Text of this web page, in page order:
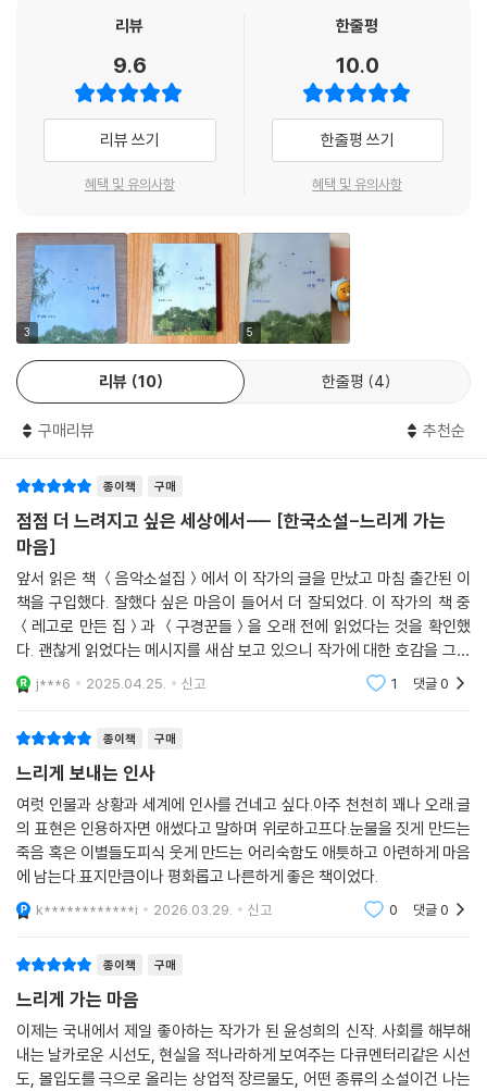
다. 아침에 일어나 창밖을 봤는데 맞은편 옥상에서 빨래가 흔들리는 게 보
였다. 그 빨래는 전날에도 있었고 전전날에도 있었다. 사흘이나 걷어가지
않은 빨래라니. 갑자기 슬퍼졌다. 온몸이 바닥으로 가라앉는 것 같았다. 조
금만 움직이면 눈물이 쏟아져 멈출 수 없을 것 같았다. 나는 학교에 가고 싶
지 않다고 용기를 내 엄마한테 말했다. 하지만 왜 그런지는 말할 수 없다고.
나조차도 설명할 수 없다고. 그랬더니 엄마가 말했다. “괜찮아. 그런 날이
있지.” 그때 그 엄마의 목소리가 들리는 듯했다. 그래서 나는 길가에 쪼그
--- p.164 「웃는 돌」 중에서
산책로를 맨발로 걷는 사람을 구경했다. 산책로를 거꾸로 걷는 사람도 구
경했다. 아주 느리게 걷는 노부부도 구경했다. 노부부의 발걸음에 맞춰 숨
을 쉬어보니 천천히 흘러가는 세상에 갇힌 기분이 들었다. 지금 재생 속도
는 0.25배야. 나는 그렇게 생각했다. 예전에 다니던 회사의 부장님은 유튜
브 영상 속도를 1.5배로 설정하고 보았다. 주로 주식에 관한 영상을 보았는
데, 말이 빨라지면 한마디라도 놓치지 않기 위해 더 집중을 하게 된다고 했
말인지 알 것도 같았다. 저 멀리서 먹구름이 몰려왔다. 갑자기 등이 시려왔
다. 봄볕은 따뜻했고 나무마다 꽃망울이 맺혀 있었다. 문득 내가 지금 추운
게 아니라 외로운 게 아닐까 하는 생각이 들었다. 정원의 외로움이 내게로
옮겨올까봐 나는 얼른 엄지손가락을 입술에 대고 입바람을 불었다. 그러자
다시 세상이 보통의 속도로 재생되었다.
--- p.249 「보통의 속도」 중에서
이 즉흥적인 가짜 생일은 「여름엔 참외」에도 등장한다. 친구의 아들과 함께
을 바꾸는 모습이 인상적이었던 ‘나’는 마음 내키는 아무 날을 생일로 정한
다. 한편 생일날 잘못을 용서받은 ‘나’도 있다. 「타임캡슐」의 주인공 ‘나’는
생일날 어떤 짓을 해도 혼내지 않겠다는 아빠와 고모의 약속을 받고, 고모
가 자존심 때문에 끝까지 하지 못했을 어떤 일을 대신 저지르며 사람들 사
이의 갈등을 봉합한다.
생일날 미역국을 끓여주지 않은 아버지에게 화가 나서 가출을 감행한 고등
학생도 등장한다. 「마법사들」은 어머니가 돌아가신 뒤 몇년째 까치발로 걷
는 기이한 버릇이 생긴 ‘나’가 하루 종일 후드티 모자를 뒤집어쓴 채 생활하
는 ‘성규’의 가출에 동조하며 시작되는 이야기다. 계획 없이 집을 나선 둘은
극장에서 하룻밤을 지새우며 밤새 서로의 이야기를 듣는다. 후드티 모자를
쓴 채로 생활하게 된 사연, 아버지와 함께 여행하며 비로소 까치발로 걷는
습관을 고치게 된 기억을 서로에게 공유한 둘은 더욱 가까워진다.
“그런 날이 있지”라는 담담한 위로의 풍경
이렇듯 생일을 둘러싼 일상의 풍경을 작가 특유의 명랑하고도 애틋한 필치
로 그려낸 다른 한편에는 ‘탄생’과 대치되는 ‘죽음’의 풍경이 자리한다.
「자장가」는 교통사고를 당해 죽은 ‘나’가 화자로 등장하는 작품이다. ‘나’는
장례식이 끝난 뒤 잠 못 이룰 엄마를 염려하며 엄마를 따라 집으로 간다. 엄
마가 자신의 죽음을 가슴 아파하며 밤을 새우기를 은근히 바라지만, 엄마
는 오히려 죽은 ‘나’의 생일상을 차리고 씩씩하게 일상을 살아간다. 하지만
‘나’는 살아 있던 때에도 엄마의 슬픔을 눈치챈 적이 없다. 죽은 ‘나’의 생일
날 정성껏 차린 음식들을 싸들고 친구를 만나러 간 엄마가, 꿈에도 나오지
않는다며 그리움에 우는 모습을 처음 본 ‘나’는 엄마의 꿈속으로 들어가 지
금껏 둘이 함께 만들어온 다정한 기억들을 떠올리게 한다. 꿈속에서 엄마
는 어린 시절을 다시 살아가고 사랑을 하고 가족을 이루며 새로운 삶을 경
험한다.
「웃는 돌」에는 스스로도 이해할 수 없고 설명할 수 없는 슬픔으로 눈물을
흘렸던 어린 ‘나’에게 “괜찮아. 그런 날이 있지”(164면)라는 말로 다정한
이해와 위로를 건넸던 엄마가 등장한다. 지금은 돌아가신 엄마의 그 목소
이 있지” 하는 엄마의 목소리를 반복해 들으며 엄마를 애도한다.
죽은 자가 사랑하는 이를 지켜보며 어떻게 위로하는지, 남겨진 사람은 어
떻게 슬픔을 견디고 살아가는지, 상실과 슬픔을 그리는 이 작품들은 아름
답고도 담담하게 애도의 풍경을 펼쳐놓는다.
리뷰
9.6
리뷰 쓰기
혜택 및 유의사항
한줄평
10.0
한줄평 쓰기
혜택 및 유의사항
3 5
리뷰 10 한줄평 4
구매리뷰 추천순
종이책 구매
점점 더 느려지고 싶은 세상에서--- [한국소설-느리게 가는
마음]
앞서 읽은 책 ＜음악소설집＞에서 이 작가의 글을 만났고 마침 출간된 이
책을 구입했다. 잘했다 싶은 마음이 들어서 더 잘되었다. 이 작가의 책 중
＜레고로 만든 집＞과 ＜구경꾼들＞을 오래 전에 읽었다는 것을 확인했
다. 괜찮게 읽었다는 메시지를 새삼 보고 있으니 작가에 대한 호감을 그때
부터 막연하게 갖고 있었나 보다. 확 반했던 것은 아닌 모양이지만.이 책 속
의 글 8편. 경쾌
j***6 2025.04.25. 신고 1 댓글0
종이책 구매
느리게 보내는 인사
여럿 인물과 상황과 세계에 인사를 건네고 싶다.아주 천천히 꽤나 오래.글
의 표현은 인용하자면 애썼다고 말하며 위로하고프다.눈물을 짓게 만드는
죽음 혹은 이별들도피식 웃게 만드는 어리숙함도 애틋하고 아련하게 마음
에 남는다.표지만큼이나 평화롭고 나른하게 좋은 책이었다.
k************i 2026.03.29. 신고 0 댓글0
종이책 구매
느리게 가는 마음
이제는 국내에서 제일 좋아하는 작가가 된 윤성희의 신작. 사회를 해부해
내는 날카로운 시선도, 현실을 적나라하게 보여주는 다큐멘터리같은 시선
도, 몰입도를 극으로 올리는 상업적 장르물도, 어떤 종류의 소설이건 나는